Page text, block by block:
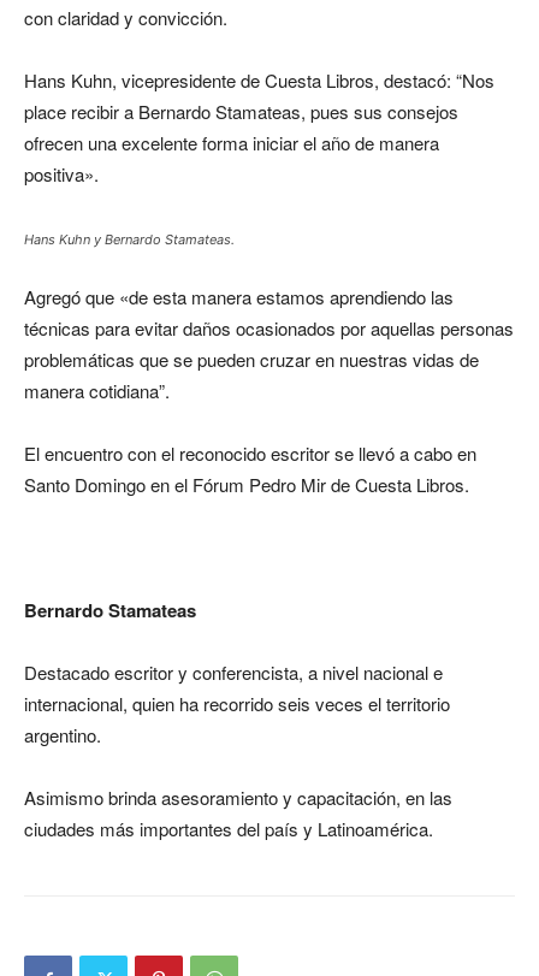
con claridad y convicción.
Hans Kuhn, vicepresidente de Cuesta Libros, destacó: “Nos
place recibir a Bernardo Stamateas, pues sus consejos
ofrecen una excelente forma iniciar el año de manera
positiva».
Hans Kuhn y Bernardo Stamateas.
Agregó que «de esta manera estamos aprendiendo las
técnicas para evitar daños ocasionados por aquellas personas
problemáticas que se pueden cruzar en nuestras vidas de
manera cotidiana”.
El encuentro con el reconocido escritor se llevó a cabo en
Santo Domingo en el Fórum Pedro Mir de Cuesta Libros.
Bernardo Stamateas
Destacado escritor y conferencista, a nivel nacional e
internacional, quien ha recorrido seis veces el territorio
argentino.
Asimismo brinda asesoramiento y capacitación, en las
ciudades más importantes del país y Latinoamérica.